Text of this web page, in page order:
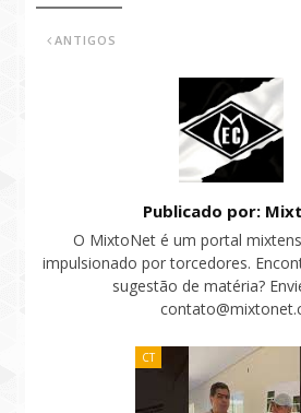
ANTIGOS
Publicado por:
O MixtoNet é um portal
impulsionado por torcedores.
sugestão de matéria?
CT